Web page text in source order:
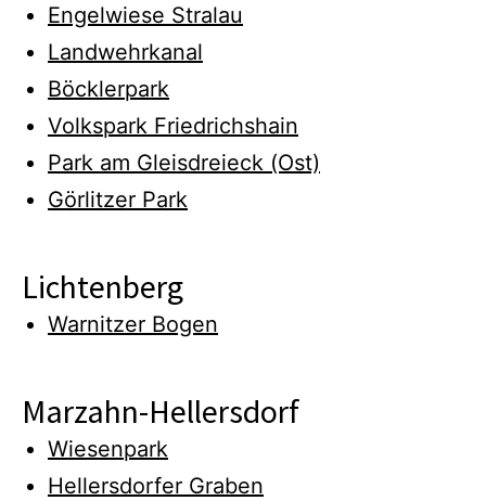
Engelwiese Stralau
Landwehrkanal
Böcklerpark
Volkspark Friedrichshain
Park am Gleisdreieck (Ost)
Görlitzer Park
Lichtenberg
Warnitzer Bogen
Marzahn-Hellersdorf
Wiesenpark
Hellersdorfer Graben